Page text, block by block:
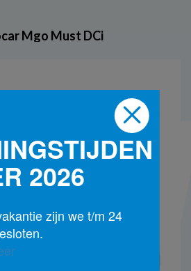
Mgo Must DCi
2026
zijn we t/m 24